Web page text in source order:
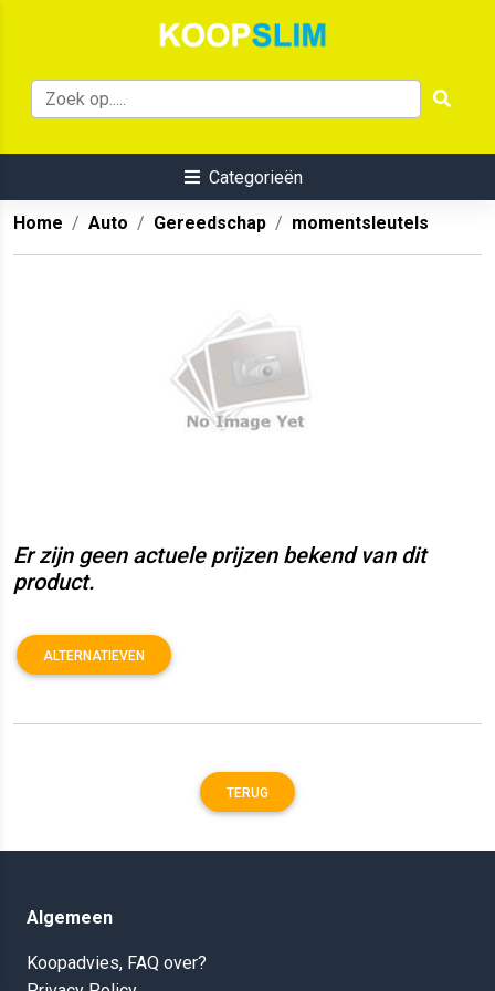
Categorieën
Home Auto Gereedschap momentsleutels
Er zijn geen actuele prijzen bekend van dit
product.
ALTERNATIEVEN
TERUG
Algemeen
Koopadvies, FAQ over?